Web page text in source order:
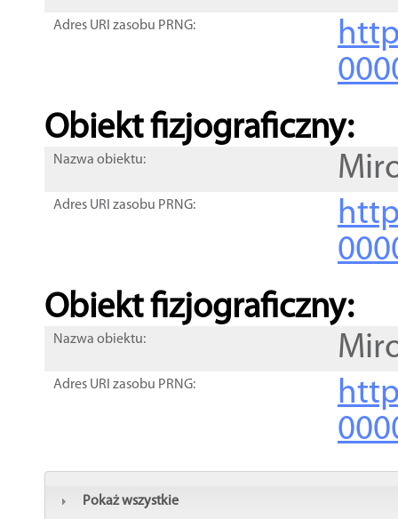
Adres URI zasobu PRNG:
Obiekt fizjograficzny:
Nazwa obiektu:
Adres URI zasobu PRNG:
Obiekt fizjograficzny:
Nazwa obiektu:
Adres URI zasobu PRNG:
Pokaż wszystkie